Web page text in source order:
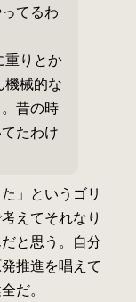
てるわ
重りとか
機械的な
昔の時
たわけ
」というゴリ
えてそれなり
と思う。自分
推進を唱えて
だ。